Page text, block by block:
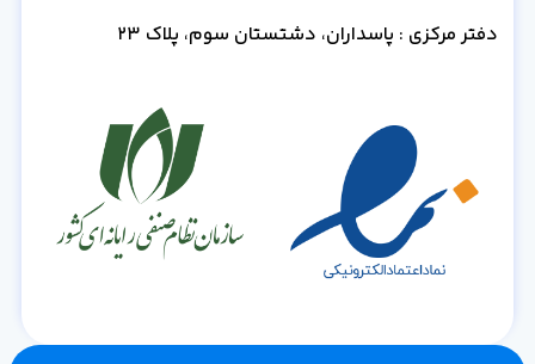
دفتر مرکزی : پاسداران، دشتستان سوم، پلاک 23